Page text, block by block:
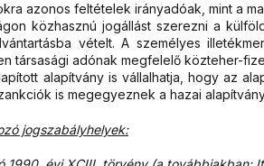
azonos feltételek irányadóak, mint a
közhasznú jogállást szerezni a
vételt. A személyes
társasági adónak megfelelő közteher-
alapítvány is vállalhatja, hogy az
is megegyeznek a hazai
jogszabályhelyek: